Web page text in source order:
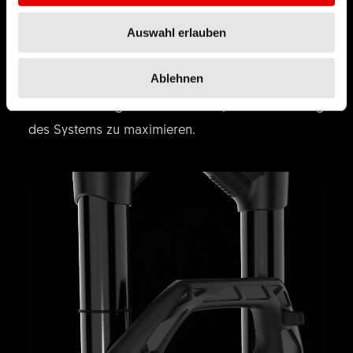
Auswahl erlauben
Ablehnen
Bauraums für eine bestimmte Lasten und
Randbedingungen optimiert. Die Methode
entfernt Material dort, wo man darauf verzichten
kann und führt zu einem idealen Verhältnis
des Systems zu maximieren.